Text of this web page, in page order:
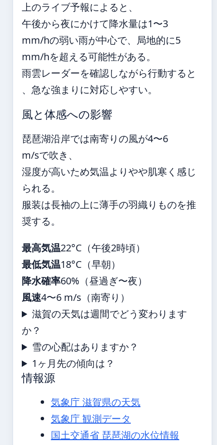
上のライブ予報によると、
午後から夜にかけて降水量は1〜3
mm/hの弱い雨が中心で、局地的に5
mm/hを超える可能性がある。
雨雲レーダーを確認しながら行動すると
、急な強まりに対応しやすい。
風と体感への影響
琵琶湖沿岸では南寄りの風が4〜6
m/sで吹き、
湿度が高いため気温よりやや肌寒く感じ
られる。
服装は長袖の上に薄手の羽織りものを推
奨する。
最高気温22°C（午後2時頃）
最低気温18°C（早朝）
降水確率60%（昼過ぎ〜夜）
風速4〜6 m/s（南寄り）
滋賀の天気は週間でどう変わります
か？
雪の心配はありますか？
1ヶ月先の傾向は？
情報源
気象庁 滋賀県の天気
気象庁 観測データ
国土交通省 琵琶湖の水位情報